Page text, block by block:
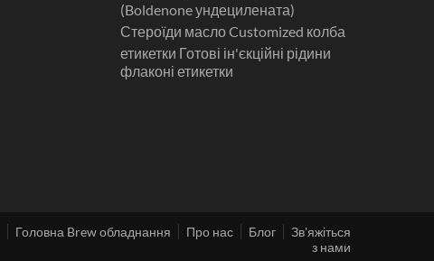
(Boldenone ундецилената)
Стероїди масло Customized колба
етикетки Готові ін'єкційні рідини
флаконі етикетки
Головна Brew обладнання Про нас Блог
Зв'яжіться
з нами